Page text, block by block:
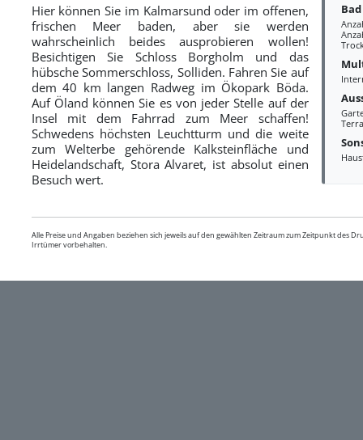
Bad
Hier können Sie im Kalmarsund oder im offenen,
frischen Meer baden, aber sie werden
wahrscheinlich beides ausprobieren wollen!
Besichtigen Sie Schloss Borgholm und das
hübsche Sommerschloss, Solliden. Fahren Sie auf
dem 40 km langen Radweg im Ökopark Böda.
Auf Öland können Sie es von jeder Stelle auf der
Insel mit dem Fahrrad zum Meer schaffen!
Schwedens höchsten Leuchtturm und die weite
zum Welterbe gehörende Kalksteinfläche und
Heidelandschaft, Stora Alvaret, ist absolut einen
Besuch wert.
Alle Preise und Angaben beziehen sich jeweils auf den gewählten Zeitraum zum Zeitpunkt des
Irrtümer vorbehalten.